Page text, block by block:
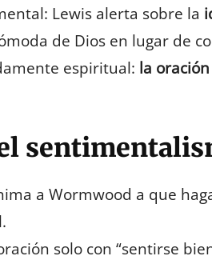
Lewis alerta sobre la
de Dios en lugar de
espiritual: la
a Wormwood a que
solo con “sentirse